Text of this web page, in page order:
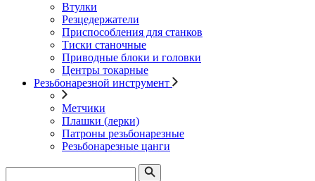
Втулки
Резцедержатели
Приспособления для станков
Тиски станочные
Приводные блоки и головки
Центры токарные
Резьбонарезной инструмент
Метчики
Плашки (лерки)
Патроны резьбонарезные
Резьбонарезные цанги